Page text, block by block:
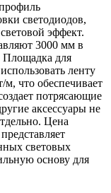
светодиодов,
эффект.
3000 мм в
для
ленту
что обеспечивает
потрясающие
аксессуары не
Цена
световых
основу для